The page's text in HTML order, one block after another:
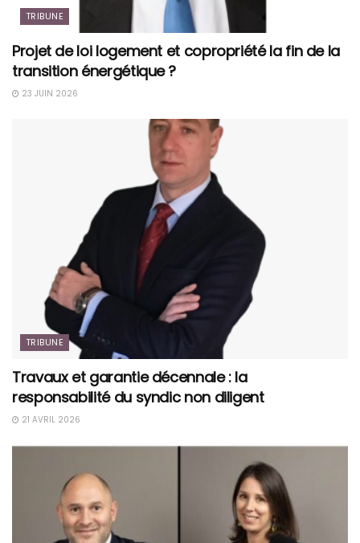
TRIBUNE
Projet de loi logement et copropriété la fin de la
transition énergétique ?
23 JUIN 2026
TRIBUNE
Travaux et garantie décennale : la
responsabilité du syndic non diligent
21 AVRIL 2026